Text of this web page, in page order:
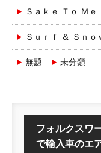
Ｓａｋｅ Ｔｏ Ｍｅ
Ｓｕｒｆ ＆ Ｓｎｏ
無題 未分類
フォルクス
で輸入車のエ